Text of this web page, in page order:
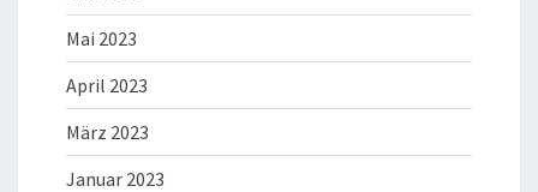
Mai 2023
April 2023
März 2023
Januar 2023